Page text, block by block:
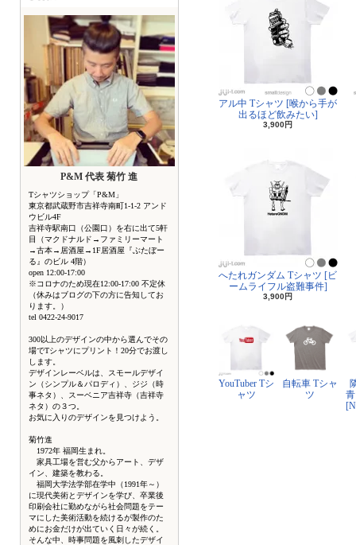
P&M 代表 菊竹 進
Tシャツショップ「P&M」
東京都武蔵野市吉祥寺南町1-1-2 アンド
ウビル4F
吉祥寺駅南口（公園口）を右に出て5軒
目（マクドナルド→ファミリーマート
→古本→居酒屋→1F居酒屋『ぶたぼー
る』のビル 4階）
open 12:00-17:00
※コロナのため現在12:00-17:00 不定休
（休みはブログの下の方に告知してお
ります。）
tel 0422-24-9017
300以上のデザインの中から選んでその
場でTシャツにプリント！20分でお渡し
します。
デザインレーベルは、スモールデザイ
ン（シンプル＆パロディ）、ジジ（時
事ネタ）、スーベニア吉祥寺（吉祥寺
ネタ）の３つ。
お気に入りのデザインを見つけよう。
菊竹進
1972年 福岡生まれ。
家具工場を営む父からアート、デザ
イン、建築を教わる。
福岡大学法学部在学中（1991年～）
に現代美術とデザインを学び、卒業後
印刷会社に勤めながら社会問題をテー
マにした美術活動を続けるが製作のた
めにお金だけが出ていく日々が続く。
そんな中、時事問題を風刺したデザイ
アル中 Tシャツ [喉から手が
出るほど飲みたい]
3,900円
へたれガンダム Tシャツ [ビ
ームライフル盗難事件]
3,900円
YouTuber Tシ
ャツ
自転車 Tシャ
ツ